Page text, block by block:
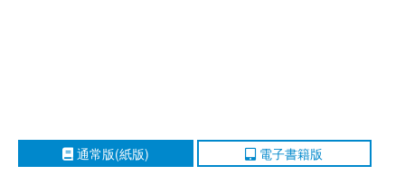
通常版(紙版) 電子書籍版